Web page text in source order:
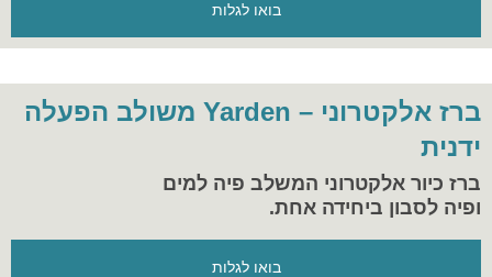
בואו לגלות
ברז אלקטרוני – Yarden משולב הפעלה
ידנית
ברז כיור אלקטרוני המשלב פיה למים
ופיה לסבון ביחידה אחת.
בואו לגלות